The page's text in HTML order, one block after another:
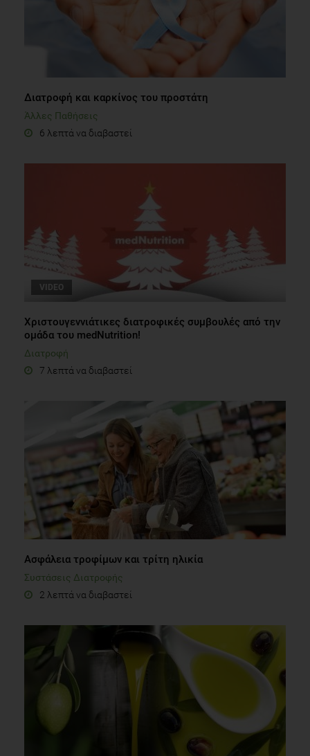
Διατροφή και καρκίνος του προστάτη
Άλλες Παθήσεις
6 λεπτά να διαβαστεί
VIDEO
Χριστουγεννιάτικες διατροφικές συμβουλές από την
ομάδα του medNutrition!
Διατροφή
7 λεπτά να διαβαστεί
Ασφάλεια τροφίμων και τρίτη ηλικία
Συστάσεις Διατροφής
2 λεπτά να διαβαστεί